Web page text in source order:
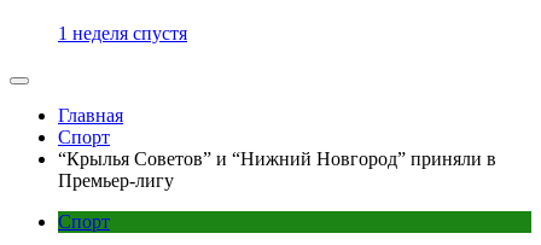
1 неделя спустя
Главная
Спорт
“Крылья Советов” и “Нижний Новгород” приняли в
Премьер-лигу
Спорт